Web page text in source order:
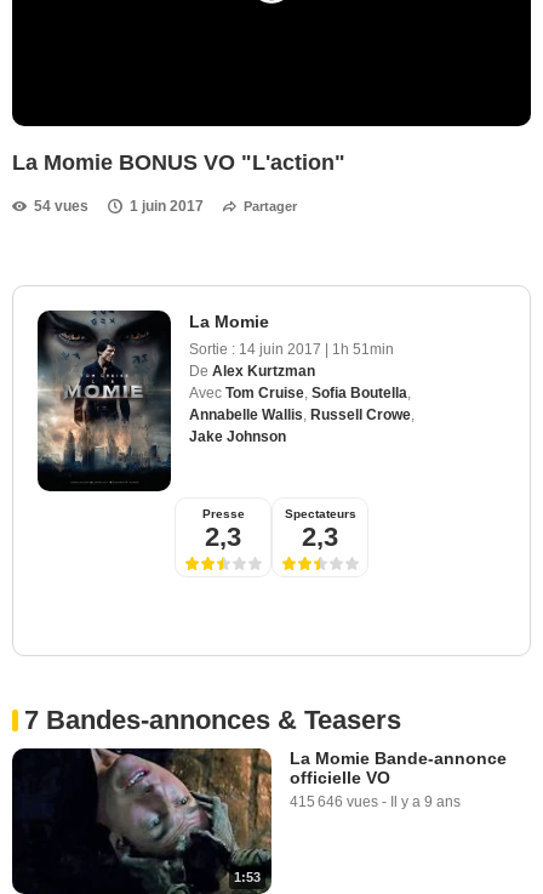
La Momie BONUS VO "L'action"
54 vues 1 juin 2017 Partager
La Momie
Sortie : 14 juin 2017 | 1h 51min
De Alex Kurtzman
Avec Tom Cruise Sofia Boutella
Annabelle Wallis Russell Crowe
Jake Johnson
Presse
2,3
Spectateurs
2,3
7 Bandes-annonces & Teasers
1:53
La Momie Bande-annonce
officielle VO
415 646 vues - Il y a 9 ans